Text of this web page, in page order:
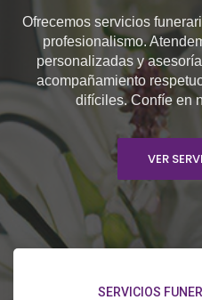
Ofrecemos servicios
profesionalismo.
personalizadas y
acompañamiento
difíciles. Confíe en
VER
SERVICIOS